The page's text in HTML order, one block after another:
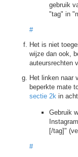
gebruik
"tag" in
#
Het is niet
wijze dan ook,
auteursrechten
Het linken naar
beperkte mate
sectie 2k in acht.
Gebruik
[/tag]"
#